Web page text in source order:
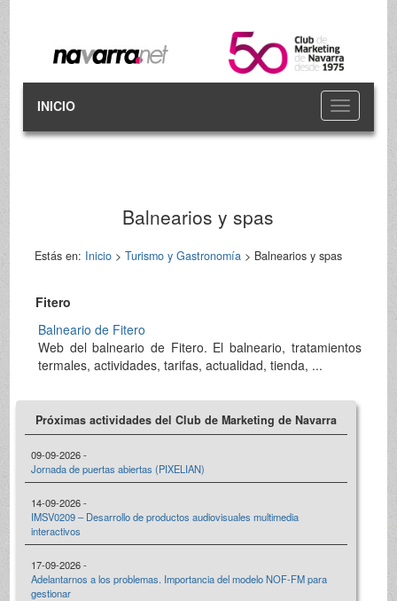
Toggle
navigation
INICIO
Balnearios y spas
Estás en: Inicio> Turismo y Gastronomía> Balnearios y spas
Fitero
Balneario de Fitero
Web del balneario de Fitero. El balneario, tratamientos
termales, actividades, tarifas, actualidad, tienda, ...
Próximas actividades del Club de Marketing de Navarra
09-09-2026 -
Jornada de puertas abiertas (PIXELIAN)
14-09-2026 -
IMSV0209 – Desarrollo de productos audiovisuales multimedia
interactivos
17-09-2026 -
Adelantarnos a los problemas. Importancia del modelo NOF-FM para
gestionar